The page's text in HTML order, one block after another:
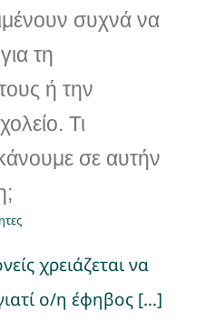
συχνά να
τη
ή την
Τι
σε αυτήν
χρειάζεται να
ο/η έφηβος [...]